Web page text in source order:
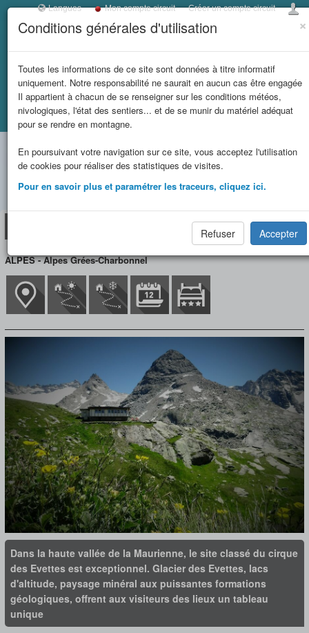
×
Conditions générales d'utilisation
Toutes les informations de ce site sont données à titre informatif
uniquement. Notre responsabilité ne saurait en aucun cas être engagée
Il appartient à chacun de se renseigner sur les conditions météos,
nivologiques, l'état des sentiers... et de se munir du matériel adéquat
pour se rendre en montagne.
En poursuivant votre navigation sur ce site, vous acceptez l'utilisation
de cookies pour réaliser des statistiques de visites.
Pour en savoir plus et paramétrer les traceurs, cliquez ici.
Refuser Accepter
Langues Mon compte circuit Créer un compte circuit
LES REFUGES DE
SAVOIE
et massifs
limitrophes
Accueil Fiche refuge REFUGE DES EVETTES (FFCAM)
REFUGE DES EVETTES
(FFCAM) (2594 m)
Photos Réservation
ALPES - Alpes Grées-Charbonnel
Dans la haute vallée de la Maurienne, le site classé du cirque
des Evettes est exceptionnel. Glacier des Evettes, lacs
d'altitude, paysage minéral aux puissantes formations
géologiques, offrent aux visiteurs des lieux un tableau
unique